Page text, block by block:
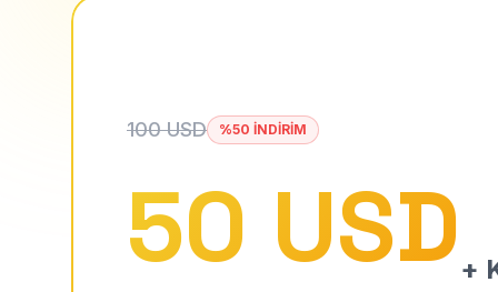
100 USD %50 İNDİRİM
50 USD +